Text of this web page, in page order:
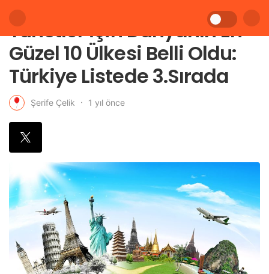
Turistler İçin Dünyanın En
Güzel 10 Ülkesi Belli Oldu:
Türkiye Listede 3.Sırada
Şerife Çelik 1 yıl önce